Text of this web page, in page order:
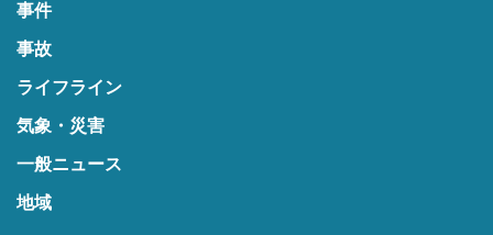
事件
事故
ライフライン
気象・災害
一般ニュース
地域